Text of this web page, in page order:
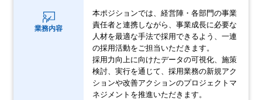
業務内容
本ポジションでは、経営陣・各部門の事業
責任者と連携しながら、事業成長に必要な
人材を最適な手法で採用できるよう、一連
の採用活動をご担当いただきます。
採用力向上に向けたデータの可視化、施策
検討、実行を通じて、採用業務の新規アク
ションや改善アクションのプロジェクトマ
ネジメントを推進いただきます。